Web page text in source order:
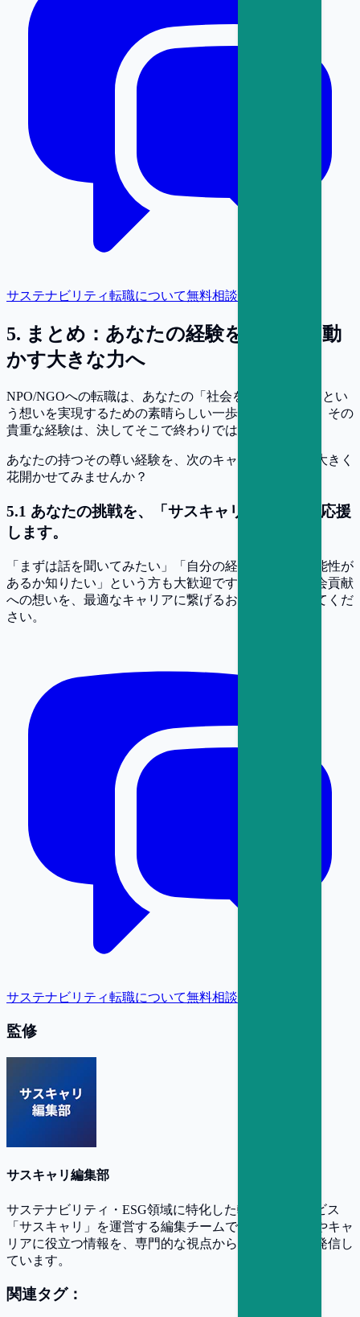
サステナビリティ転職について無料相談
5. まとめ：あなたの経験を、社会を動
かす大きな力へ
NPO/NGOへの転職は、あなたの「社会を良くしたい」とい
う想いを実現するための素晴らしい一歩です。そして、その
貴重な経験は、決してそこで終わりではありません。
あなたの持つその尊い経験を、次のキャリアでさらに大きく
花開かせてみませんか？
5.1 あなたの挑戦を、「サスキャリ」が全力で応援
します。
「まずは話を聞いてみたい」「自分の経歴でどんな可能性が
あるか知りたい」という方も大歓迎です。あなたの社会貢献
への想いを、最適なキャリアに繋げるお手伝いをさせてくだ
さい。
サステナビリティ転職について無料相談
監修
サスキャリ編集部
サステナビリティ・ESG領域に特化した転職支援サービス
「サスキャリ」を運営する編集チームです。業界動向やキャ
リアに役立つ情報を、専門的な視点からわかりやすく発信し
ています。
関連タグ：